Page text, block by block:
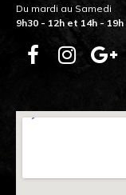
Du mardi au Samedi
9h30 - 12h et 14h - 19h